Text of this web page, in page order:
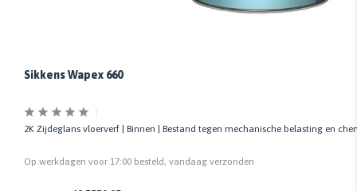
Sikkens Wapex 660
2K Zijdeglans vloerverf | Binnen | Bestand tegen mechanische belasting en
Op werkdagen voor 17:00 besteld, vandaag verzonden